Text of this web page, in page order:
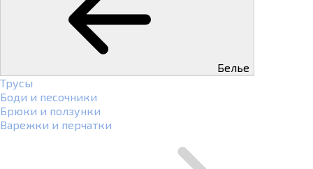
Белье
Трусы
Боди и песочники
Брюки и ползунки
Варежки и перчатки